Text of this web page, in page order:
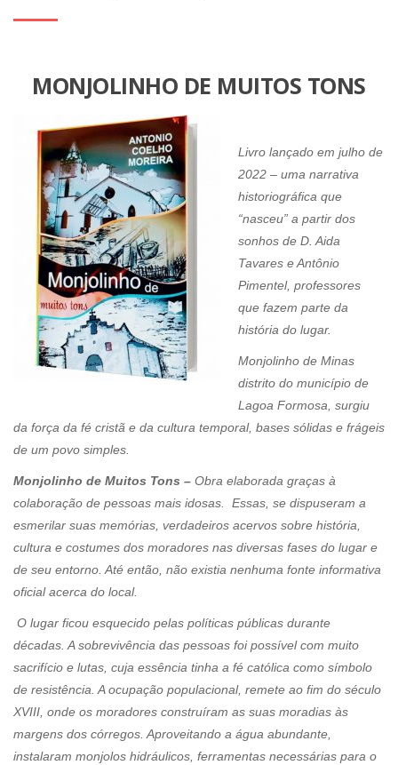
MONJOLINHO DE MUITOS TONS
Livro lançado em julho de
2022 – uma narrativa
historiográfica que
“nasceu” a partir dos
sonhos de D. Aida
Tavares e Antônio
Pimentel, professores
que fazem parte da
história do lugar.
Monjolinho de Minas
distrito do município de
Lagoa Formosa, surgiu
da força da fé cristã e da cultura temporal, bases sólidas e frágeis
de um povo simples.
Monjolinho de Muitos Tons – Obra elaborada graças à
colaboração de pessoas mais idosas. Essas, se dispuseram a
esmerilar suas memórias, verdadeiros acervos sobre história,
cultura e costumes dos moradores nas diversas fases do lugar e
de seu entorno. Até então, não existia nenhuma fonte informativa
oficial acerca do local.
O lugar ficou esquecido pelas políticas públicas durante
décadas. A sobrevivência das pessoas foi possível com muito
sacrifício e lutas, cuja essência tinha a fé católica como símbolo
de resistência. A ocupação populacional, remete ao fim do século
XVIII, onde os moradores construíram as suas moradias às
margens dos córregos. Aproveitando a água abundante,
instalaram monjolos hidráulicos, ferramentas necessárias para o